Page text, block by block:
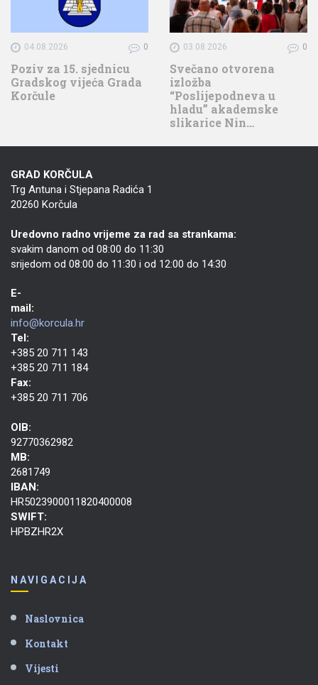
04.08.2026 0
Poziv za 15. sjednicu
Gradskog vijeća Grada
Korčule
03.08.2026 0
Svečano otvorena
izložba
“Poslijepodneva u
hladu” akademske
slikarice Nin…
GRAD KORČULA
Trg Antuna i Stjepana Radića 1
20260 Korčula
Uredovno radno vrijeme za rad sa strankama:
svakim danom od 08:00 do 11:30
srijedom od 08:00 do 11:30 i od 12:00 do 14:30
E-
mail:
info@korcula.hr
Tel:
+385 20 711 143
+385 20 711 184
Fax:
+385 20 711 706
OIB:
92770362982
MB:
2681749
IBAN:
HR5023900011820400008
SWIFT:
HPBZHR2X
NAVIGACIJA
Naslovnica
Kontakt
Vijesti